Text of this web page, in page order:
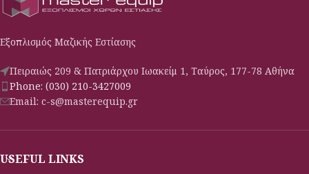
Εξοπλισμός Μαζικής Εστίασης
Πειραιώς 209 & Πατριάρχου Ιωακείμ 1, Ταύρος, 177-78 Αθήνα
Phone: (030) 210-3427009
Email: c-s@masterequip.gr
USEFUL LINKS